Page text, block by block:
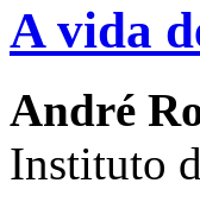
A vida
André
Instituto